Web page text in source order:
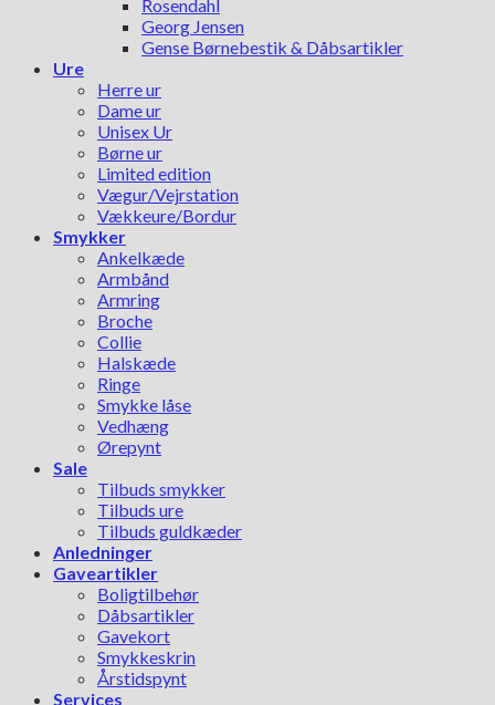
Rosendahl
Georg Jensen
Gense Børnebestik & Dåbsartikler
Ure
Herre ur
Dame ur
Unisex Ur
Børne ur
Limited edition
Vægur/Vejrstation
Vækkeure/Bordur
Smykker
Ankelkæde
Armbånd
Armring
Broche
Collie
Halskæde
Ringe
Smykke låse
Vedhæng
Ørepynt
Sale
Tilbuds smykker
Tilbuds ure
Tilbuds guldkæder
Anledninger
Gaveartikler
Boligtilbehør
Dåbsartikler
Gavekort
Smykkeskrin
Årstidspynt
Services